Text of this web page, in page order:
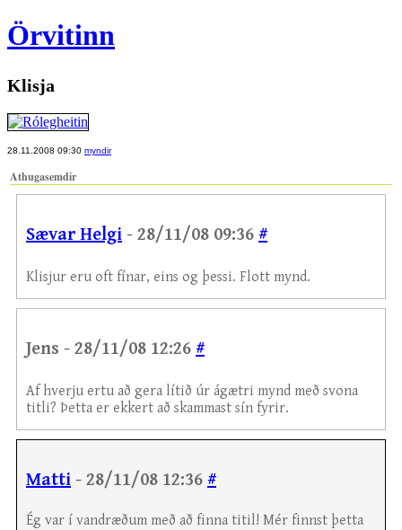
Örvitinn
Klisja
28.11.2008 09:30 myndir
Athugasemdir
Sævar Helgi - 28/11/08 09:36 #
Klisjur eru oft fínar, eins og þessi. Flott mynd.
Jens - 28/11/08 12:26 #
Af hverju ertu að gera lítið úr ágætri mynd með svona
titli? Þetta er ekkert að skammast sín fyrir.
Matti - 28/11/08 12:36 #
Ég var í vandræðum með að finna titil! Mér finnst þetta